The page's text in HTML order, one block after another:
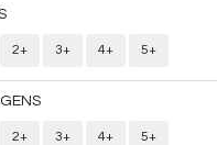
2+ 3+ 4+ 5+
2+ 3+ 4+ 5+